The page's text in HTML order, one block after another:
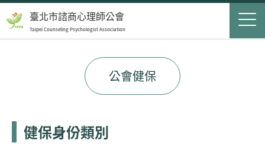
最新消息
會員服務
民眾服務
Jump to Navigation
Jump to Main content
公會健保
健保身份類別
臺北市諮商心理師公會
Taipei Counseling Psychologist Association